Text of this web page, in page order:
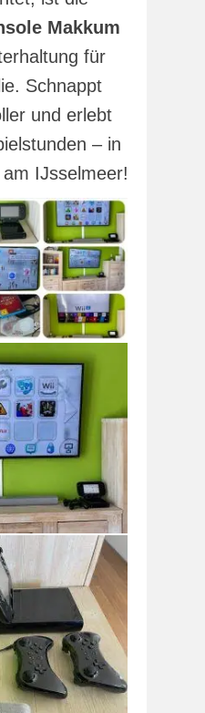
Makkum
für
Schnappt
und erlebt
– in
IJsselmeer!